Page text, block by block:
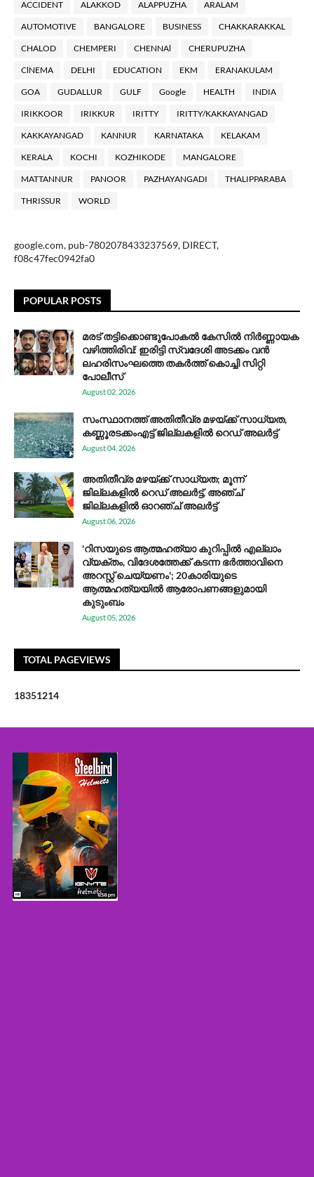
ACCIDENT ALAKKOD ALAPPUZHA ARALAM
AUTOMOTIVE BANGALORE BUSINESS CHAKKARAKKAL
CHALOD CHEMPERI CHENNAl CHERUPUZHA
ClNEMA DELHI EDUCATION EKM ERANAKULAM
GOA GUDALLUR GULF Google HEALTH INDIA
IRIKKOOR IRIKKUR IRITTY IRITTY/KAKKAYANGAD
KAKKAYANGAD KANNUR KARNATAKA KELAKAM
KERALA KOCHI KOZHIKODE MANGALORE
MATTANNUR PANOOR PAZHAYANGADI THALIPPARABA
THRISSUR WORLD
google.com, pub-7802078433237569, DIRECT,
f08c47fec0942fa0
POPULAR POSTS
മരട് തട്ടിക്കൊണ്ടുപോകൽ കേസിൽ നിർണ്ണായക
വഴിത്തിരിവ്: ഇരിട്ടി സ്വദേശി അടക്കം വൻ
ലഹരിസംഘത്തെ തകർത്ത് കൊച്ചി സിറ്റി
പോലീസ്
August 02, 2026
സം​സ്ഥാ​ന​ത്ത് അ​തി​തീ​വ്ര മ​ഴ​യ്ക്ക് സാ​ധ്യ​ത,
കണ്ണൂരടക്കംഎ​ട്ട് ജി​ല്ല​ക​ളി​ൽ റെ​ഡ് അ​ലർ​ട്ട്
August 04, 2026
അതിതീവ്ര മഴയ്ക്ക് സാധ്യത; മൂന്ന്
ജില്ലകളിൽ റെഡ് അലർട്ട്, അഞ്ച്
ജില്ലകളിൽ ഓറഞ്ച് അലർട്ട്
August 06, 2026
'റിസയുടെ ആത്മഹത്യാ കുറിപ്പിൽ എല്ലാം
വ്യക്തം, വിദേശത്തേക്ക് കടന്ന ഭർത്താവിനെ
അറസ്റ്റ് ചെയ്യണം'; 20കാരിയുടെ
ആത്മഹത്യയിൽ ആരോപണങ്ങളുമായി
കുടുംബം
August 05, 2026
TOTAL PAGEVIEWS
18351214